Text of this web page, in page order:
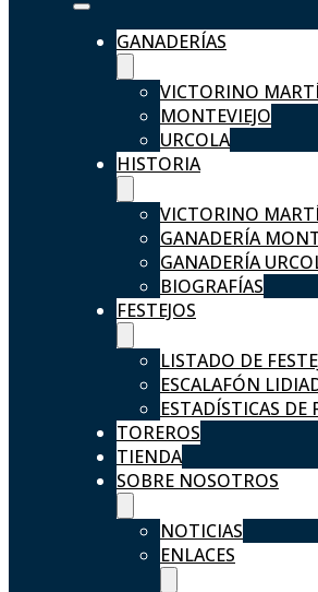
GANADERÍAS
VICTORINO
MONTEVIEJO
URCOLA
HISTORIA
VICTORINO
GANADERÍA
GANADERÍA
BIOGRAFÍAS
FESTEJOS
LISTADO DE
ESCALAFÓN
ESTADÍSTICAS DE
TOREROS
TIENDA
SOBRE NOSOTROS
NOTICIAS
ENLACES